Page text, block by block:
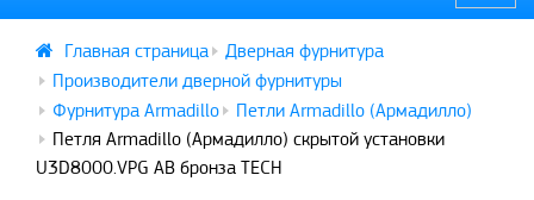
Дверная фурнитура
Производители дверной фурнитуры
Фурнитура Armadillo
Петли Armadillo (Армадилло)
Петля Armadillo (Армадилло) скрытой установки
U3D8000.VPG AB бронза TECH